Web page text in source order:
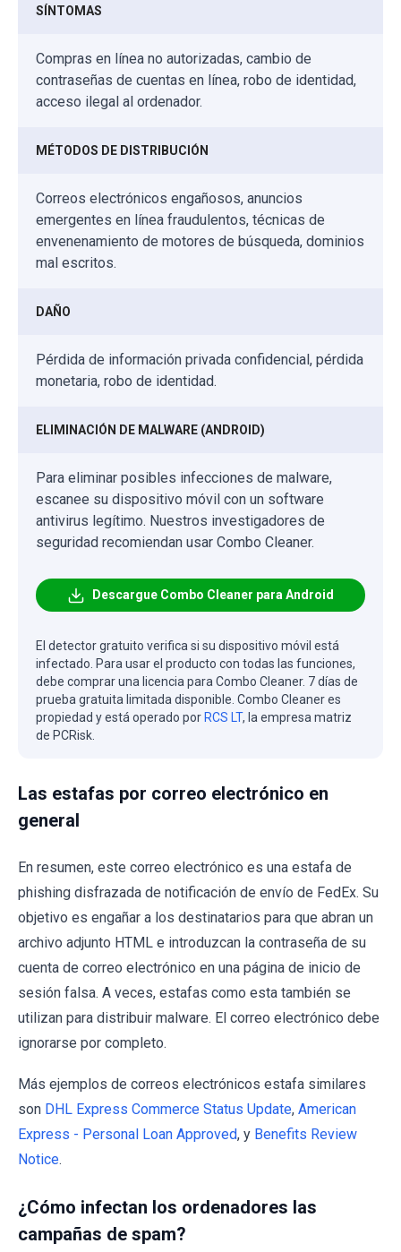
SÍNTOMAS
Compras en línea no autorizadas, cambio de
contraseñas de cuentas en línea, robo de identidad,
acceso ilegal al ordenador.
MÉTODOS DE DISTRIBUCIÓN
Correos electrónicos engañosos, anuncios
emergentes en línea fraudulentos, técnicas de
envenenamiento de motores de búsqueda, dominios
mal escritos.
DAÑO
Pérdida de información privada confidencial, pérdida
monetaria, robo de identidad.
ELIMINACIÓN DE MALWARE (ANDROID)
Para eliminar posibles infecciones de malware,
escanee su dispositivo móvil con un software
antivirus legítimo. Nuestros investigadores de
seguridad recomiendan usar Combo Cleaner.
Descargue Combo Cleaner para Android
El detector gratuito verifica si su dispositivo móvil está
infectado. Para usar el producto con todas las funciones,
debe comprar una licencia para Combo Cleaner. 7 días de
prueba gratuita limitada disponible. Combo Cleaner es
propiedad y está operado por RCS LT, la empresa matriz
de PCRisk.
Las estafas por correo electrónico en
general
En resumen, este correo electrónico es una estafa de
phishing disfrazada de notificación de envío de FedEx. Su
objetivo es engañar a los destinatarios para que abran un
archivo adjunto HTML e introduzcan la contraseña de su
cuenta de correo electrónico en una página de inicio de
sesión falsa. A veces, estafas como esta también se
utilizan para distribuir malware. El correo electrónico debe
ignorarse por completo.
Más ejemplos de correos electrónicos estafa similares
son DHL Express Commerce Status Update, American
Express - Personal Loan Approved, y Benefits Review
Notice.
¿Cómo infectan los ordenadores las
campañas de spam?